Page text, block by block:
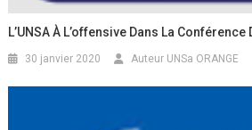
L’UNSA À L’offensive Dans La
30 janvier 2020 Auteur UNSa ORANGE